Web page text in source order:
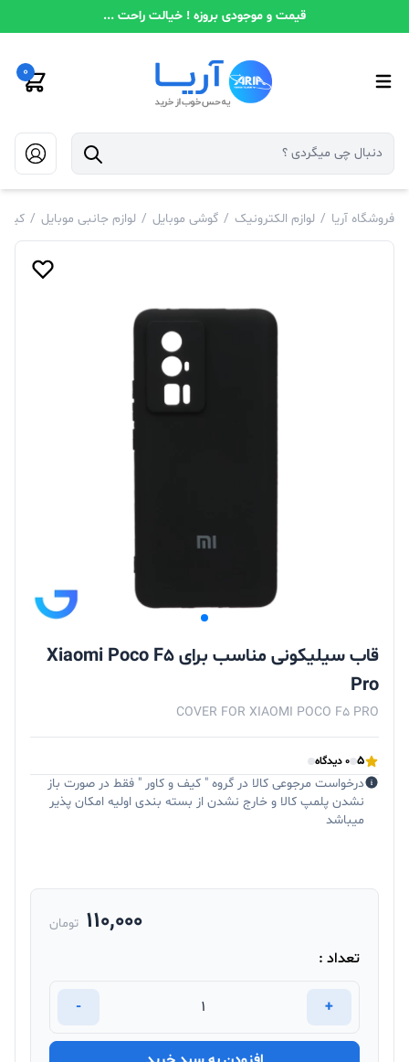
قیمت و موجودی بروزه ! خیالت راحت ...
0
فروشگاه آریا / لوازم الکترونیک / گوشی موبایل / لوازم جانبی موبایل / کیف
قاب سیلیکونی مناسب برای Xiaomi Poco F5
Pro
COVER FOR XIAOMI POCO F5 PRO
5 0 دیدگاه
درخواست مرجوعی کالا در گروه " کیف و کاور " فقط در صورت باز
نشدن پلمپ کالا و خارج نشدن از بسته بندی اولیه امکان پذیر
میباشد
110,000 تومان
تعداد :
+
-